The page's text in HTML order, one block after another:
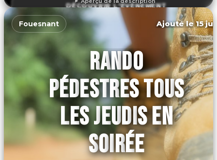
DÉCOUVRIR L'ÉVÉNEMENT
Fouesnant Ajouté le 15
RANDO
PÉDESTRES TOUS
LES JEUDIS EN
SOIRÉE